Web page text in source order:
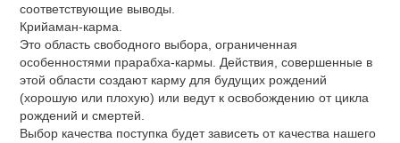
соответствующие выводы.
Крийаман-карма.
Это область свободного выбора, ограниченная
особенностями прарабха-кармы. Действия, совершенные в
этой области создают карму для будущих рождений
(хорошую или плохую) или ведут к освобождению от цикла
рождений и смертей.
Выбор качества поступка будет зависеть от качества нашего